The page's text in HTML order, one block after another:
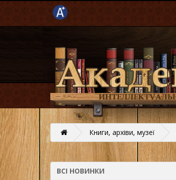
Книги, архіви, музеї
ВСІ НОВИНКИ